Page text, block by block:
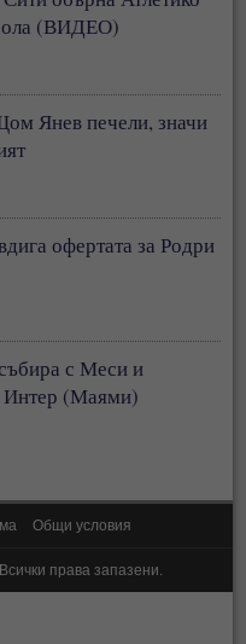
(ВИДЕО)
Янев печели, значи
офертата за Родри
с Меси и
Интер (Маями)
Общи условия
права запазени.